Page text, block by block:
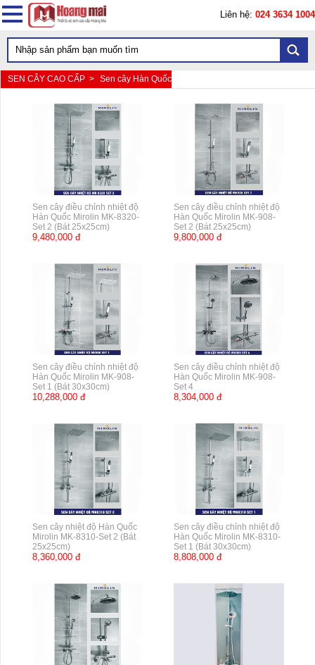
Liên hệ: 024 3634 1004
SEN CÂY CAO CẤP > Sen cây Hàn Quốc
Sen cây điều chỉnh nhiệt độ
Hàn Quốc Mirolin MK-8320-
Set 2 (Bát 25x25cm)
9,480,000 đ
Sen cây điều chỉnh nhiệt độ
Hàn Quốc Mirolin MK-908-
Set 2 (Bát 25x25cm)
9,800,000 đ
Sen cây điều chỉnh nhiệt độ
Hàn Quốc Mirolin MK-908-
Set 1 (Bát 30x30cm)
10,288,000 đ
Sen cây điều chỉnh nhiệt độ
Hàn Quốc Mirolin MK-908-
Set 4
8,304,000 đ
Sen cây nhiệt độ Hàn Quốc
Mirolin MK-8310-Set 2 (Bát
25x25cm)
8,360,000 đ
Sen cây điều chỉnh nhiệt độ
Hàn Quốc Mirolin MK-8310-
Set 1 (Bát 30x30cm)
8,808,000 đ